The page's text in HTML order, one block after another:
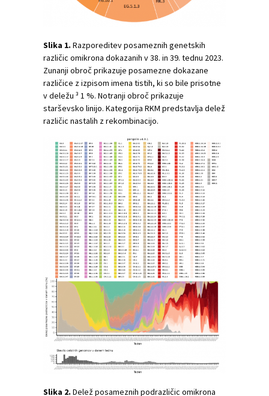
Slika 1. Razporeditev posameznih genetskih
različic omikrona dokazanih v 38. in 39. tednu 2023.
Zunanji obroč prikazuje posamezne dokazane
različice z izpisom imena tistih, ki so bile prisotne
v deležu ³ 1 %. Notranji obroč prikazuje
starševsko linijo. Kategorija RKM predstavlja delež
različic nastalih z rekombinacijo.
Slika 2. Delež posameznih podrazličic omikrona